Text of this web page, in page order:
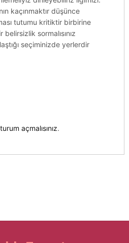
kaçınmaktır düşünce
tutumu kritiktir birbirine
sormalısınız
seçiminizde yerlerdir
açmalısınız.